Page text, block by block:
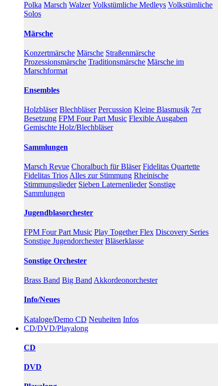
Polka Marsch Walzer Volkstümliche Medleys Volkstümliche
Solos
Märsche
Konzertmärsche Märsche Straßenmärsche
Prozessionsmärsche Traditionsmärsche Märsche im
Marschformat
Ensembles
Holzbläser Blechbläser Percussion Kleine Blasmusik 7er
Besetzung FPM Four Part Music Flexible Ausgaben
Gemischte Holz/Blechbläser
Sammlungen
Marsch Revue Choralbuch für Bläser Fidelitas Quartette
Fidelitas Trios Alles zur Stimmung Rheinische
Stimmungslieder Sieben Laternenlieder Sonstige
Sammlungen
Jugendblasorchester
FPM Four Part Music Play Together Flex Discovery Series
Sonstige Jugendorchester Bläserklasse
Sonstige Orchester
Brass Band Big Band Akkordeonorchester
Info/Neues
Kataloge/Demo CD Neuheiten Infos
CD/DVD/Playalong
CD
DVD